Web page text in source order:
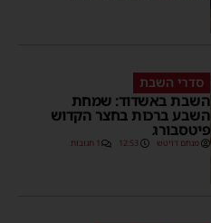
סדרי השבת
השבת באשדוד: שמחת
השבע ברכות בחצר הקדוש
פיטסבורג
מנחם דויטש 12:53 1 תגובות